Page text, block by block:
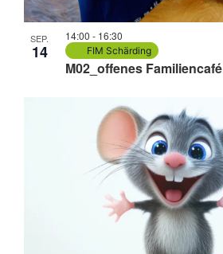
SEP.
14
M02_offenes Familiencafé
14:00 - 16:30
FIM Schärding